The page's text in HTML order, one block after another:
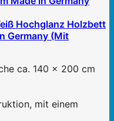
Hochglanz Holzbett
Germany (Mit
ca. 140 x 200 cm
mit einem